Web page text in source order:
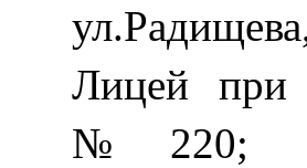
Лицей при
№220;